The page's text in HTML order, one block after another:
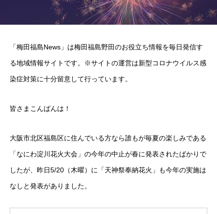
「梅田福島News」は梅田福島野田のお役立ち情報を毎日発信す
る地域情報サイトです。※サイトの運営は新型コロナウイルス感
染症対策に十分留意して行っています。
皆さまこんばんは！
大阪市北区福島区に住んでいる方なら誰もが毎夏の楽しみである
「なにわ淀川花火大会」の今年の中止が春に発表されたばかりで
したが、昨日5/20（木曜）に「天神祭奉納花火」も今年の実施は
なしと発表がありました。